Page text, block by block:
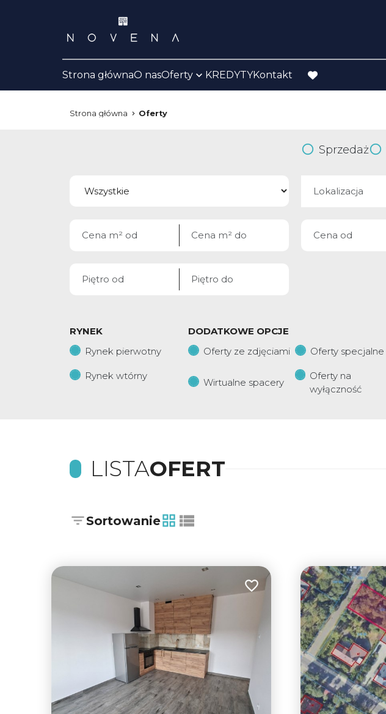
Strona głównaO nasOferty KREDYTYKontakt
favorite
Strona główna Oferty
Sprzedaż
RYNEK
Rynek pierwotny
Rynek wtórny
DODATKOWE OPCJE
Oferty ze zdjęciami
Oferty specjalne
Wirtualne spacery
Oferty na
wyłączność
LISTAOFERT
Sortowanie
tabela
lista
Dodaj do ulubionych